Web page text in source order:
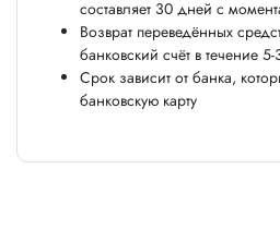
составляет 30 дней с
Возврат переведённых
банковский счёт в течение
Срок зависит от банка,
банковскую карту